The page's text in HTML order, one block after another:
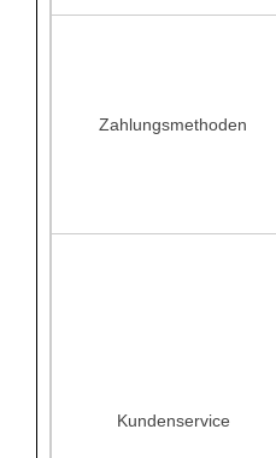
Zahlungsmethoden
Kundenservice